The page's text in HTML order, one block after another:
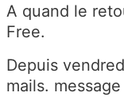
A quand le
Free.
Depuis
mails.